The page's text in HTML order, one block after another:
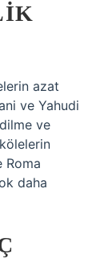
azat
ve Yahudi
ve
Roma
daha